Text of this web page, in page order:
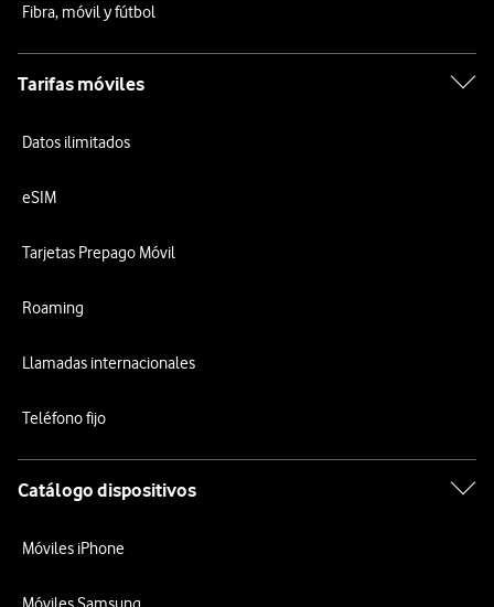
Fibra, móvil y fútbol
Tarifas móviles
Datos ilimitados
eSIM
Tarjetas Prepago Móvil
Roaming
Llamadas internacionales
Teléfono fijo
Catálogo dispositivos
Móviles iPhone